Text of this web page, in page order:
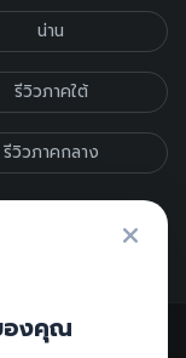
น่าน
รีวิวภาคใต้
รีวิวภาคกลาง
องคุณ